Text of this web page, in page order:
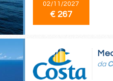
02/11/2027
€ 267
da